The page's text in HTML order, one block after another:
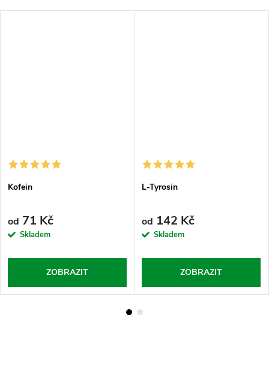
Kofein
od 71 Kč
Skladem
ZOBRAZIT
L-Tyrosin
od 142 Kč
Skladem
ZOBRAZIT